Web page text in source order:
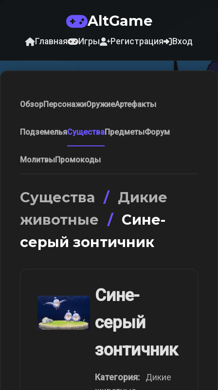
AltGame
Главная Игры Регистрация Вход
ОбзорПерсонажиОружиеАртефакты
ПодземельяСуществаПредметыФорум
МолитвыПромокоды
Существа / Дикие
животные / Сине-
серый зонтичник
Сине-
серый
зонтичник
Категория:
Дикие